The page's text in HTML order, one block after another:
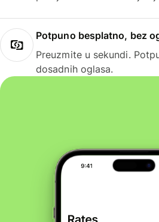
Potpuno besplatno, bez
Preuzmite u sekundi.
dosadnih oglasa.